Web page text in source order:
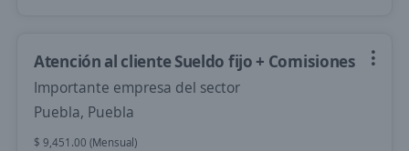
Atención al cliente Sueldo fijo + Comisiones
Importante empresa del sector
Puebla, Puebla
$ 9,451.00 (Mensual)